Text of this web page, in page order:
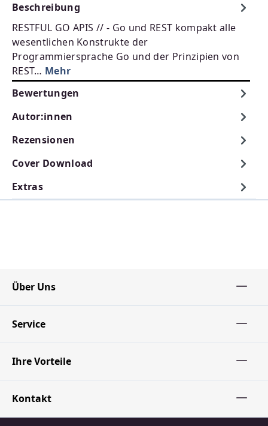
Beschreibung
RESTFUL GO APIS // - Go und REST kompakt alle
wesentlichen Konstrukte der
Programmiersprache Go und der Prinzipien von
REST… Mehr
Bewertungen
Autor:innen
Rezensionen
Cover Download
Extras
Über Uns
Service
Ihre Vorteile
Kontakt